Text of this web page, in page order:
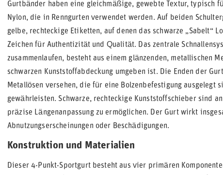
Gurtbänder haben eine gleichmäßige, gewebte Textur, typisch
Nylon, die in Renngurten verwendet werden. Auf beiden
gelbe, rechteckige Etiketten, auf denen das schwarze „Sabelt“
Zeichen für Authentizität und Qualität. Das zentrale
zusammenlaufen, besteht aus einem glänzenden, metallischen
schwarzen Kunststoffabdeckung umgeben ist. Die Enden der
Metallösen versehen, die für eine Bolzenbefestigung ausgelegt
gewährleisten. Schwarze, rechteckige Kunststoffschieber sind
präzise Längenanpassung zu ermöglichen. Der Gurt wirkt
Abnutzungserscheinungen oder Beschädigungen.
Konstruktion und Materialien
Dieser 4-Punkt-Sportgurt besteht aus vier primären